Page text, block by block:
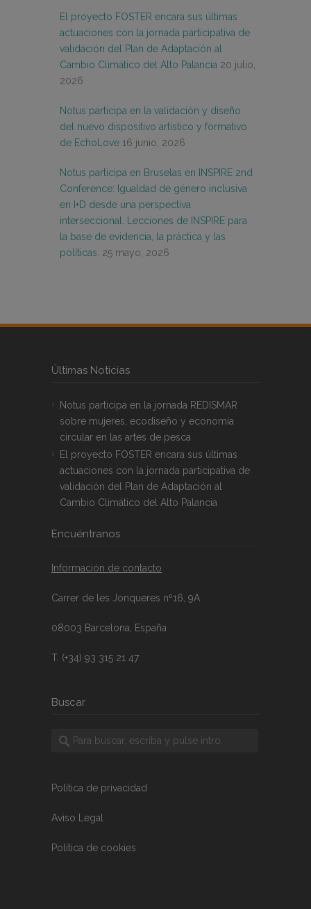
El proyecto FOSTER encara sus últimas
actuaciones con la jornada participativa de
validación del Plan de Adaptación al
Cambio Climático del Alto Palancia 20 julio,
2026
Notus participa en la validación y diseño
del nuevo dispositivo artístico y formativo
de EchoLove 16 junio, 2026
Notus participa en Bruselas en INSPIRE 2nd
Conference: Igualdad de género inclusiva
en I+D desde una perspectiva
interseccional. Lecciones de INSPIRE para
la base de evidencia, la práctica y las
políticas. 25 mayo, 2026
Últimas Noticias
Notus participa en la jornada REDISMAR
sobre mujeres, ecodiseño y economía
circular en las artes de pesca
El proyecto FOSTER encara sus últimas
actuaciones con la jornada participativa de
validación del Plan de Adaptación al
Cambio Climático del Alto Palancia
Encuéntranos
Información de contacto
Carrer de les Jonqueres nº16, 9A
08003 Barcelona, España
T. (+34) 93 315 21 47
Buscar
Política de privacidad
Aviso Legal
Política de cookies